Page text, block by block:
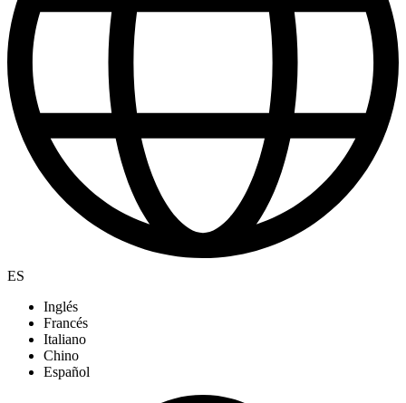
ES
Inglés
Francés
Italiano
Chino
Español